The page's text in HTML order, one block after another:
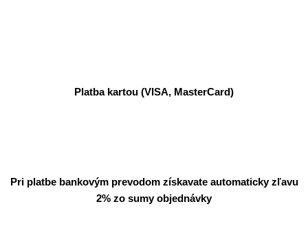
Platba kartou (VISA, MasterCard)
Pri platbe bankovým prevodom získavate automaticky zľavu
2% zo sumy objednávky